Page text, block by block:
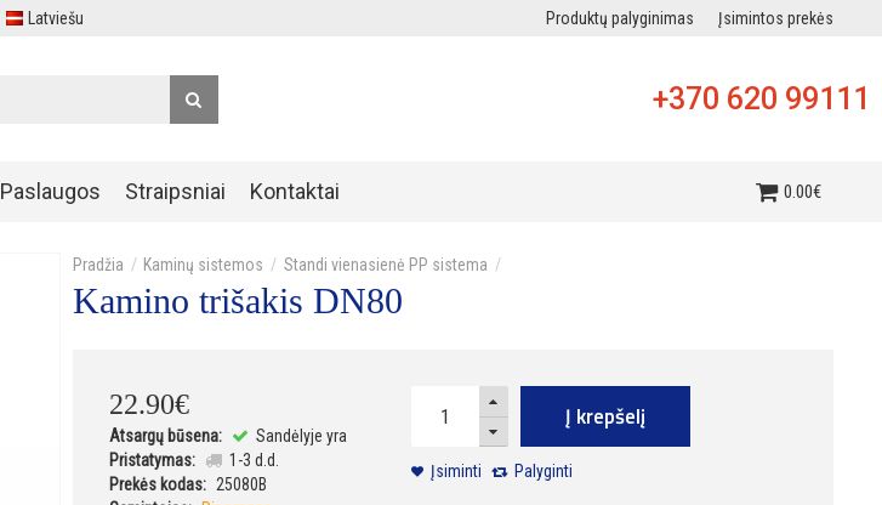
Latviešu Produktų palyginimas Įsimintos prekės
+370 620 99111
Paslaugos Straipsniai Kontaktai 0.00€
Kaminų sistemos Standi vienasienė PP sistema
Kamino trišakis DN80
22.90€
Atsargų būsena:
Sandėlyje yra
Pristatymas:
1-3 d.d.
Prekės kodas: 25080B
Į krepšelį
Įsiminti Palyginti